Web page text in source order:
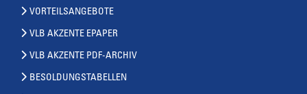
VORTEILSANGEBOTE
VLB AKZENTE EPAPER
VLB AKZENTE PDF-ARCHIV
BESOLDUNGSTABELLEN